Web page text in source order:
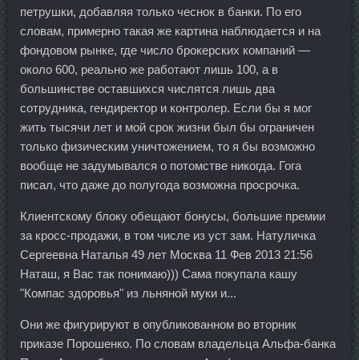
петрушки, добавляя только чеснок в банки. По его
словам, примерно такая же картина наблюдается и на
фондовом рынке, где число брокерских компаний —
около 600, реально же работают лишь 100, а в
большинстве оставшихся числятся лишь два
сотрудника, гендиректор и контролер. Если бы я мог
жить тысячи лет и мой срок жизни был бы ограничен
только физическим уничтожением, то я бы возможно
вообще не задумывался о потомстве никогда. Гога
писал, что даже до полугода возможна просрочка.
Клиентскому блоку обещают бонусы, большие премии
за кросс-продажи, в том числе из уст зам. Натуличка
Сергеевна Наталья 49 лет Москва 11 Фев 2013 21:56
Наташ, я Вас так понимаю))) Сама покупала кашу
"Компас здоровья" из льняной муки и...
Они же фигурируют в опубликованном во вторник
приказе Порошенко. По словам владельца Альфа-банка